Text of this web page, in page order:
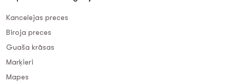
Kancelejas preces
Biroja preces
Guaša krāsas
Marķieri
Mapes